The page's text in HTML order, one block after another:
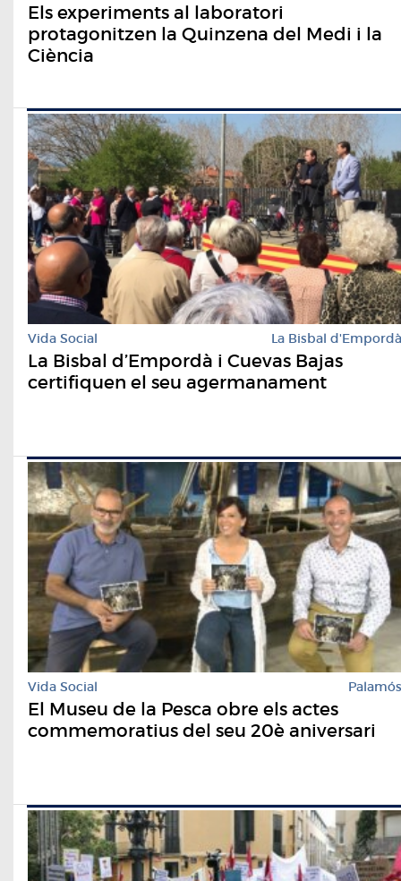
Els experiments al laboratori
protagonitzen la Quinzena del Medi i la
Ciència
Vida Social La Bisbal d'Empordà
La Bisbal d’Empordà i Cuevas Bajas
certifiquen el seu agermanament
Vida Social Palamós
El Museu de la Pesca obre els actes
commemoratius del seu 20è aniversari